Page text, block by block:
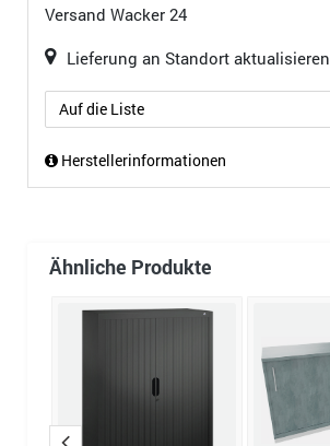
Versand Wacker 24
Lieferung an Standort aktualisieren
Auf die Liste
Herstellerinformationen
Ähnliche Produkte